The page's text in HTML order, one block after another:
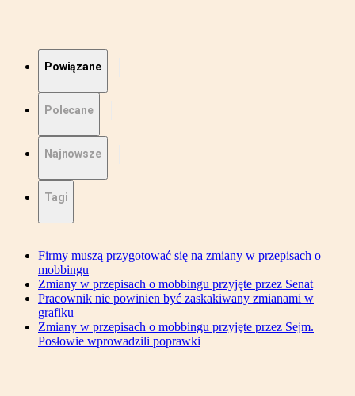
Powiązane
Polecane
Najnowsze
Tagi
Firmy muszą przygotować się na zmiany w przepisach o
mobbingu
Zmiany w przepisach o mobbingu przyjęte przez Senat
Pracownik nie powinien być zaskakiwany zmianami w
grafiku
Zmiany w przepisach o mobbingu przyjęte przez Sejm.
Posłowie wprowadzili poprawki